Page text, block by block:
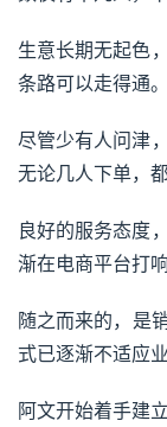
生意长期无起色
条路可以走得通。
尽管少有人问津
无论几人下单，
良好的服务态度
渐在电商平台打响
随之而来的，是
式已逐渐不适应
阿文开始着手建